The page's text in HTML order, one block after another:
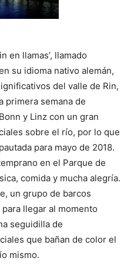
en llamas’, llamado
su idioma nativo alemán,
del valle de Rin,
primera semana de
y Linz con un gran
sobre el río, por lo que
para mayo de 2018.
en el Parque de
comida y mucha alegría.
un grupo de barcos
llegar al momento
seguidilla de
que bañan de color el
mismo.